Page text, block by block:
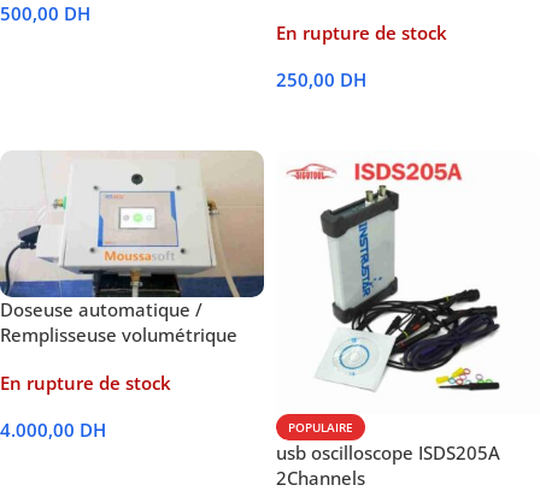
500,00 DH
En rupture de stock
250,00 DH
Doseuse automatique /
Remplisseuse volumétrique
En rupture de stock
4.000,00 DH POPULAIRE
usb oscilloscope ISDS205A
2Channels